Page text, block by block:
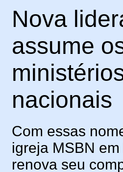
Nova
assume
nacionais
Com essas
igreja MSBN
renova seu